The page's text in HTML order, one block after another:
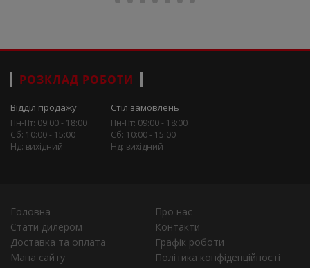
РОЗКЛАД РОБОТИ
Відділ продажу
Пн-Пт: 09:00 - 18:00
Сб: 10:00 - 15:00
Нд: вихідний
Стіл замовлень
Пн-Пт: 09:00 - 18:00
Сб: 10:00 - 15:00
Нд: вихідний
Головна
Про нас
Стати дилером
Контакти
Доставка та оплата
Графік роботи
Мапа сайту
Політика конфіденційності